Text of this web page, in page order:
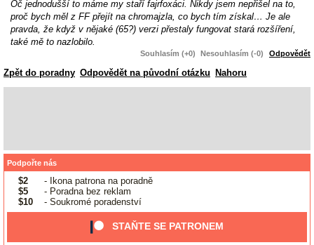
Oč jednodušší to máme my staří fajrfoxáci. Nikdy jsem nepřišel na to,
proč bych měl z FF přejít na chromajzla, co bych tím získal… Je ale
pravda, že když v nějaké (65?) verzi přestaly fungovat stará rozšíření,
také mě to nazlobilo.
Souhlasím (+0) Nesouhlasím (-0) Odpovědět
Zpět do poradny Odpovědět na původní otázku Nahoru
Podpořte nás
$2
- Ikona patrona na poradně
$5
- Poradna bez reklam
$10
- Soukromé poradenství
STAŇTE SE PATRONEM